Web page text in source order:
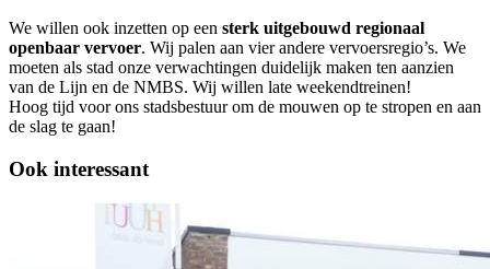
We willen ook inzetten op een sterk uitgebouwd regionaal
openbaar vervoer. Wij palen aan vier andere vervoersregio’s. We
moeten als stad onze verwachtingen duidelijk maken ten aanzien
van de Lijn en de NMBS. Wij willen late weekendtreinen!
Hoog tijd voor ons stadsbestuur om de mouwen op te stropen en aan
de slag te gaan!
Ook interessant